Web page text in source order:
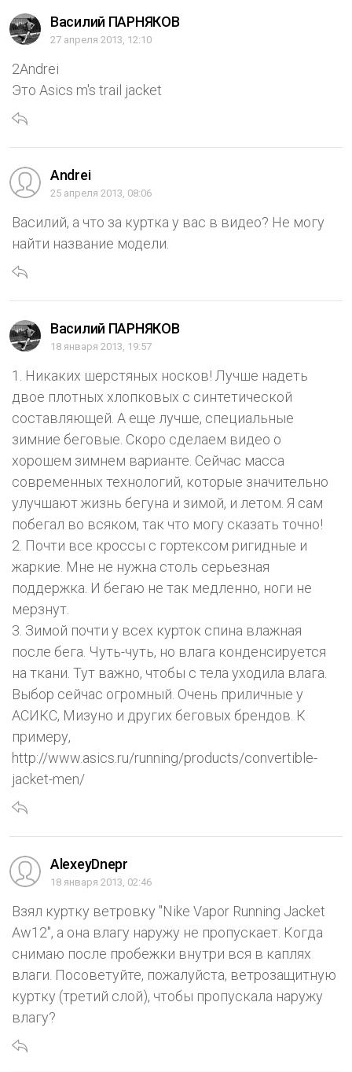
Василий ПАРНЯКОВ
27 апреля 2013, 12:10
2Andrei
Это Asics m's trail jacket
Andrei
25 апреля 2013, 08:06
Василий, а что за куртка у вас в видео? Не могу
найти название модели.
Василий ПАРНЯКОВ
18 января 2013, 19:57
1. Никаких шерстяных носков! Лучше надеть
двое плотных хлопковых с синтетической
составляющей. А еще лучше, специальные
зимние беговые. Скоро сделаем видео о
хорошем зимнем варианте. Сейчас масса
современных технологий, которые значительно
улучшают жизнь бегуна и зимой, и летом. Я сам
побегал во всяком, так что могу сказать точно!
2. Почти все кроссы с гортексом ригидные и
жаркие. Мне не нужна столь серьезная
поддержка. И бегаю не так медленно, ноги не
мерзнут.
3. Зимой почти у всех курток спина влажная
после бега. Чуть-чуть, но влага конденсируется
на ткани. Тут важно, чтобы с тела уходила влага.
Выбор сейчас огромный. Очень приличные у
АСИКС, Мизуно и других беговых брендов. К
примеру,
http://www.asics.ru/running/products/convertible-
jacket-men/
AlexeyDnepr
18 января 2013, 02:46
Взял куртку ветровку "Nike Vapor Running Jacket
Aw12", а она влагу наружу не пропускает. Когда
снимаю после пробежки внутри вся в каплях
влаги. Посоветуйте, пожалуйста, ветрозащитную
куртку (третий слой), чтобы пропускала наружу
влагу?